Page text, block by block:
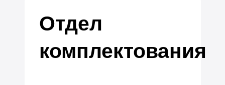
Отдел
комплектования